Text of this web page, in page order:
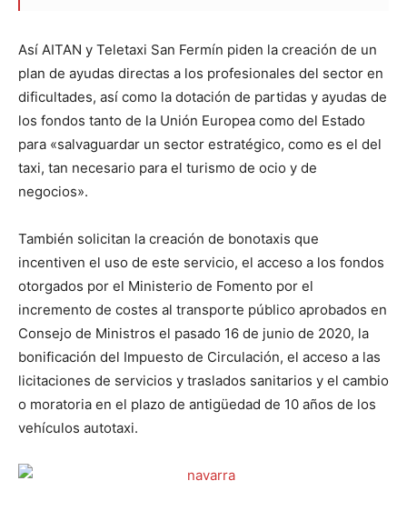
Así AITAN y Teletaxi San Fermín piden la creación de un
plan de ayudas directas a los profesionales del sector en
dificultades, así como la dotación de partidas y ayudas de
los fondos tanto de la Unión Europea como del Estado
para «salvaguardar un sector estratégico, como es el del
taxi, tan necesario para el turismo de ocio y de
negocios».
También solicitan la creación de bonotaxis que
incentiven el uso de este servicio, el acceso a los fondos
otorgados por el Ministerio de Fomento por el
incremento de costes al transporte público aprobados en
Consejo de Ministros el pasado 16 de junio de 2020, la
bonificación del Impuesto de Circulación, el acceso a las
licitaciones de servicios y traslados sanitarios y el cambio
o moratoria en el plazo de antigüedad de 10 años de los
vehículos autotaxi.